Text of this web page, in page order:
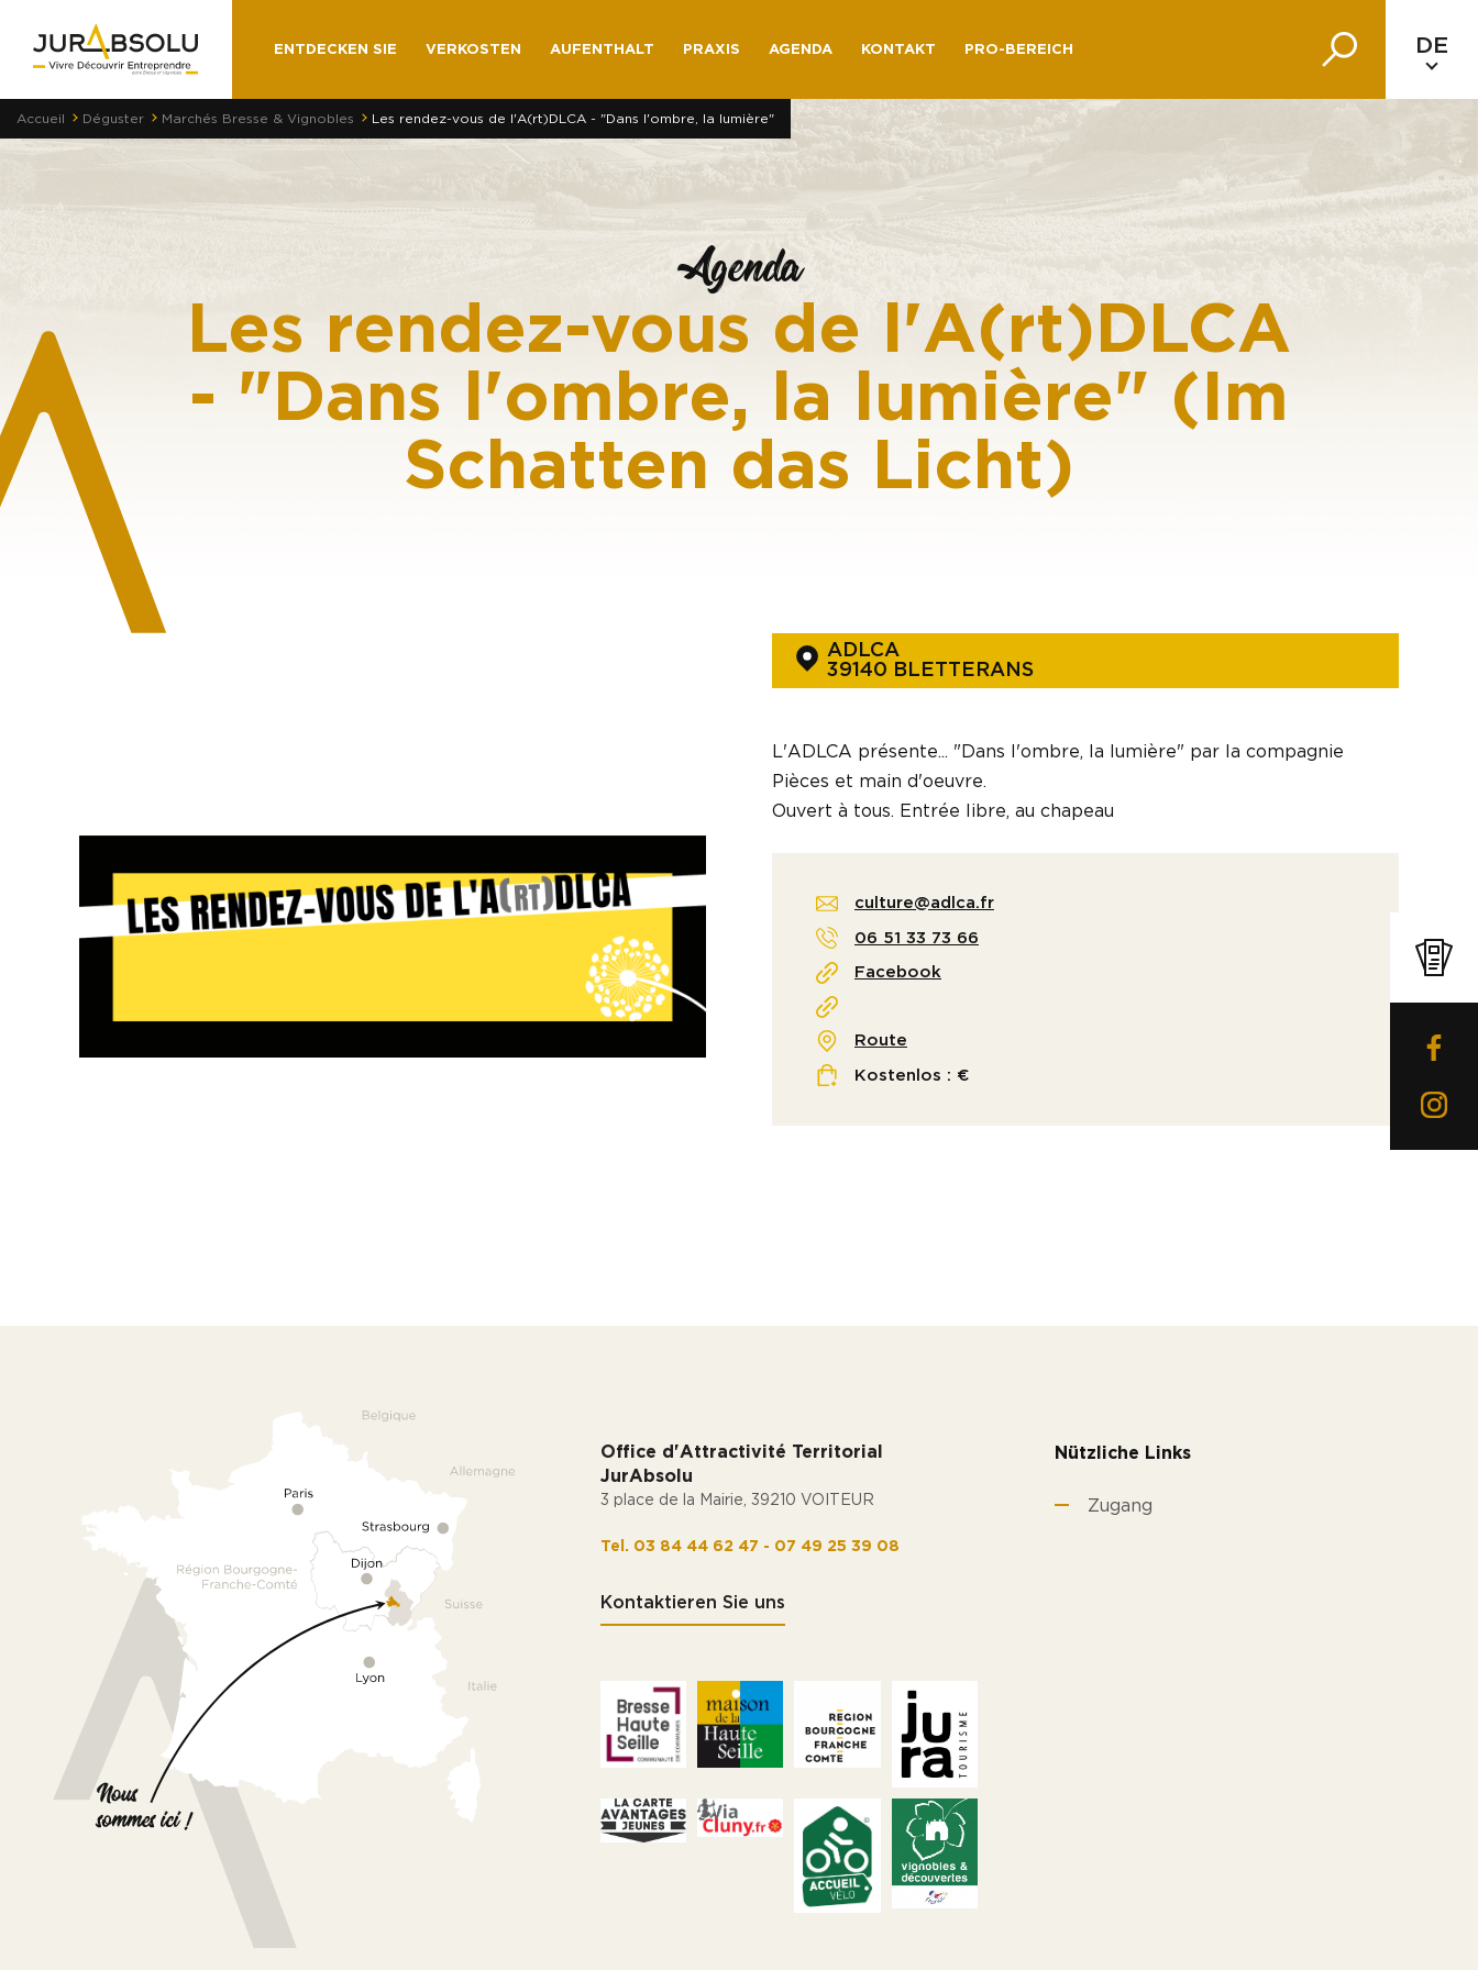
ENTDECKEN SIE VERKOSTEN AUFENTHALT PRAXIS AGENDA KONTAKT PRO-BEREICH DE
Accueil Déguster Marchés Bresse & Vignobles Les rendez-vous de l'A(rt)DLCA - "Dans l'ombre, la lumière"
Agenda
Les rendez-vous de l'A(rt)DLCA
- "Dans l'ombre, la lumière" (Im
Schatten das Licht)
ADLCA
39140 BLETTERANS
L'ADLCA présente... "Dans l'ombre, la lumière" par la compagnie
Pièces et main d'oeuvre.
Ouvert à tous. Entrée libre, au chapeau
culture@adlca.fr
06 51 33 73 66
Facebook
Route
Kostenlos : €
Office d'Attractivité Territorial
JurAbsolu
3 place de la Mairie, 39210 VOITEUR
Tel. 03 84 44 62 47 - 07 49 25 39 08
Kontaktieren Sie uns
Nützliche Links
Zugang